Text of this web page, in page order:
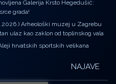
Galerija Krsto Hegedušić:
grada!
Arheološki muzej u Zagrebu
ulaz kao zaklon od toplinskog vala
hrvatskih sportskih velikana
NAJAVE